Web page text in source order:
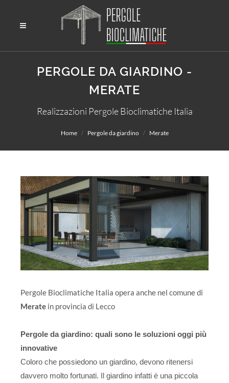
PERGOLE DA GIARDINO -
MERATE
Realizzazioni Pergole Bioclimatiche Italia
Home Pergole da giardino Merate
Pergole Bioclimatiche Italia opera anche nel comune di
Merate in provincia di Lecco
Pergole da giardino: quali sono le soluzioni oggi più
innovative
Coloro che possiedono un giardino, devono ritenersi
davvero molto fortunati. Il giardino infatti è una piccola